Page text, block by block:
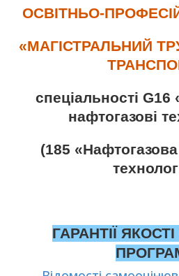
ОСВІТНЬО-
«МАГІСТРАЛЬНИЙ
спеціальності G16
нафтогазові
(185 «Нафтогазова
ГАРАНТІЇ